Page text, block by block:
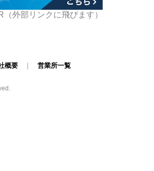
（外部リンクに飛びます）
概要 | 営業所一覧